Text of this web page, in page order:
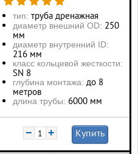
тип: труба дренажная
диаметр внешний OD: 250
мм
диаметр внутренний ID:
216 мм
класс кольцевой жесткости:
SN 8
глубина монтажа: до 8
метров
длина трубы: 6000 мм
− + Купить